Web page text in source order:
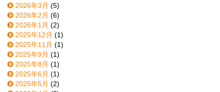
2026年3月 (5)
2026年2月 (6)
2026年1月 (2)
2025年12月 (1)
2025年11月 (1)
2025年9月 (1)
2025年8月 (1)
2025年6月 (1)
2025年5月 (2)